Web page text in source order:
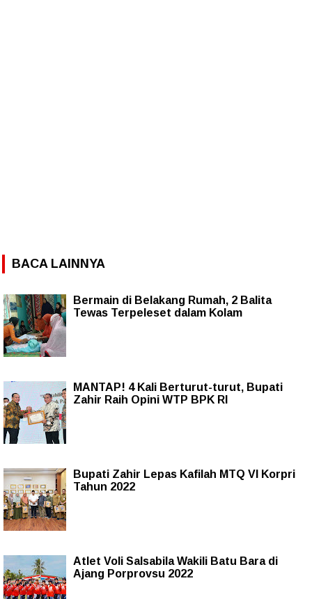
BACA LAINNYA
Bermain di Belakang Rumah, 2 Balita
Tewas Terpeleset dalam Kolam
MANTAP! 4 Kali Berturut-turut, Bupati
Zahir Raih Opini WTP BPK RI
Bupati Zahir Lepas Kafilah MTQ VI Korpri
Tahun 2022
Atlet Voli Salsabila Wakili Batu Bara di
Ajang Porprovsu 2022